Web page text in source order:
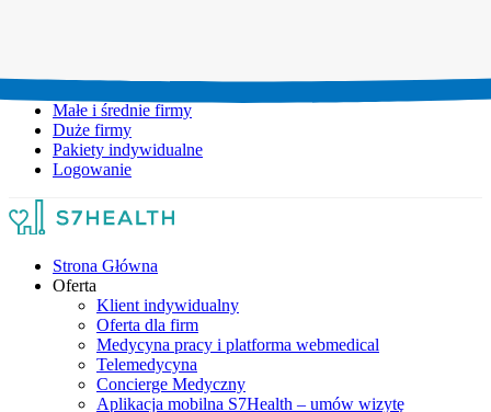
Małe i średnie firmy
Duże firmy
Pakiety indywidualne
Logowanie
Strona Główna
Oferta
Klient indywidualny
Oferta dla firm
Medycyna pracy i platforma webmedical
Telemedycyna
Concierge Medyczny
Aplikacja mobilna S7Health – umów wizytę